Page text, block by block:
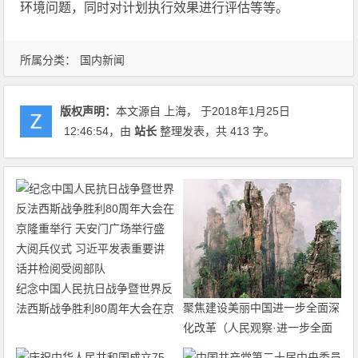
所属分类： 国内新闻
环境问题，同时对计划执行效果进行评估等等。
版权声明：本文源自 上海， 于2018年1月25日
12:46:54，由站长 整理发表，共 413 字。
纪念中国人民抗日战争暨世界反
法西斯战争胜利80周年大会在京
阅兵仪式 习近平发表重要讲话
聚焦建设美丽中国进一步全面深
化改革（人民观察·进一步全面
深化改革的“七个聚焦”）